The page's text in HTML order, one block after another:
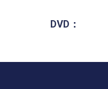
DVD：